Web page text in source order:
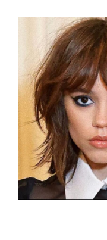
Dyson presenta
pervinca e rosé
COTRIL
Continua la
Cotril alla Festa
TONI&GUY
A Natale regala
TONI&GUY “Feel
TONI&GUY